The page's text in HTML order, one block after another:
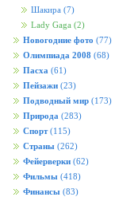
Шакира (7)
Lady Gaga (2)
Новогодние фото (77)
Олимпиада 2008 (68)
Пасха (61)
Пейзажи (23)
Подводный мир (173)
Природа (283)
Спорт (115)
Страны (262)
Фейерверки (62)
Фильмы (418)
Финансы (83)